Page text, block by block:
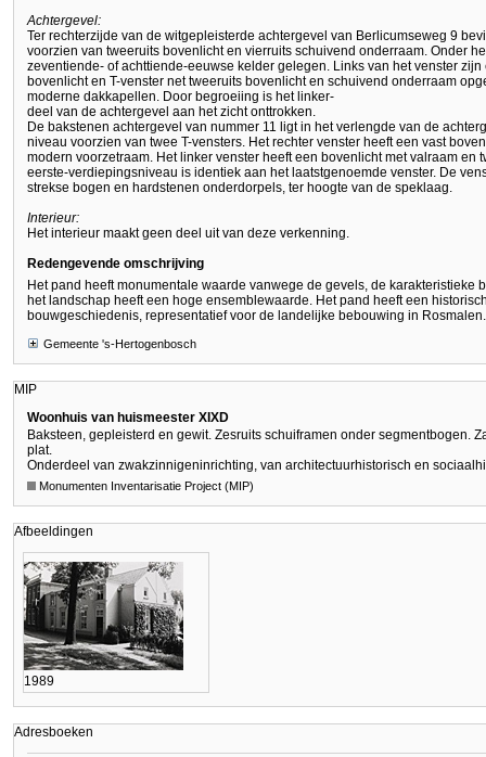
Achtergevel:
Ter rechterzijde van de witgepleisterde achtergevel van Berlicumseweg 9
voorzien van tweeruits bovenlicht en vierruits schuivend onderraam. Onder
zeventiende- of achttiende-eeuwse kelder gelegen. Links van het venster
bovenlicht en T-venster net tweeruits bovenlicht en schuivend onderraam
moderne dakkapellen. Door begroeiing is het linker-
deel van de achtergevel aan het zicht onttrokken.
De bakstenen achtergevel van nummer 11 ligt in het verlengde van de
niveau voorzien van twee T-vensters. Het rechter venster heeft een vast
modern voorzetraam. Het linker venster heeft een bovenlicht met valraam en
eerste-verdiepingsniveau is identiek aan het laatstgenoemde venster. De
strekse bogen en hardstenen onderdorpels, ter hoogte van de speklaag.
Interieur:
Het interieur maakt geen deel uit van deze verkenning.
Redengevende omschrijving
Het pand heeft monumentale waarde vanwege de gevels, de karakteristieke
het landschap heeft een hoge ensemblewaarde. Het pand heeft een
bouwgeschiedenis, representatief voor de landelijke bebouwing in Rosmalen.
Gemeente 's-Hertogenbosch
MIP
Woonhuis van huismeester XIXD
Baksteen, gepleisterd en gewit. Zesruits schuiframen onder segmentbogen.
plat.
Onderdeel van zwakzinnigeninrichting, van architectuurhistorisch en
Monumenten Inventarisatie Project (MIP)
Afbeeldingen
1989
Adresboeken